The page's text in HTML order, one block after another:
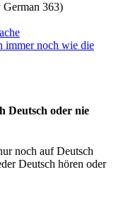
German 363)
immer noch wie die
Deutsch oder nie
noch auf Deutsch
Deutsch hören oder